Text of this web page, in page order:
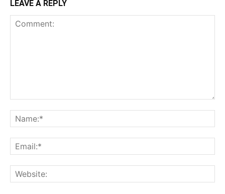
LEAVE A REPLY